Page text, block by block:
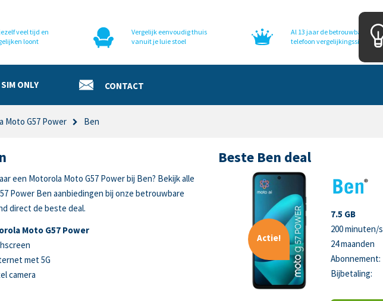
veel tijd en
loont
Vergelijk eenvoudig thuis
vanuit je luie stoel
Al 13 jaar de betrouwbare
telefoon vergelijkingssite
SIM ONLY CONTACT
Moto G57 Power Ben
een Motorola Moto G57 Power bij Ben? Bekijk alle
Power Ben aanbiedingen bij onze betrouwbare
direct de beste deal.
Moto G57 Power
met 5G
camera
Beste Ben deal
Actie!
7.5 GB
200 minuten/
24 maanden
Abonnement:
Bijbetaling: